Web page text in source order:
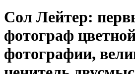
Сол Лейтер:
фотограф
фотографии,